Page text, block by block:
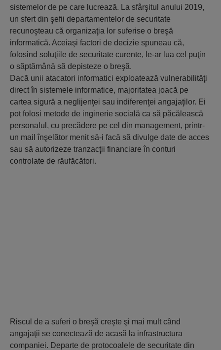
sistemelor de pe care lucrează. La sfârşitul anului 2019,
un sfert din şefii departamentelor de securitate
recunoşteau că organizaţia lor suferise o breşă
informatică. Aceiaşi factori de decizie spuneau că,
folosind soluţiile de securitate curente, le-ar lua cel puţin
o săptămână să depisteze o breşă.
Dacă unii atacatori informatici exploatează vulnerabilităţi
direct în sistemele informatice, majoritatea joacă pe
cartea sigură a neglijenţei sau indiferenţei angajaţilor. Ei
pot folosi metode de inginerie socială ca să păcălească
personalul, cu precădere pe cel din management, printr-
un mail înşelător menit să-i facă să divulge date de acces
sau să autorizeze tranzacţii financiare în conturi
controlate de răufăcători.
Riscul de a suferi o breşă creşte şi mai mult când
angajaţii se conectează de acasă la infrastructura
companiei. Departe de protocoalele de securitate din